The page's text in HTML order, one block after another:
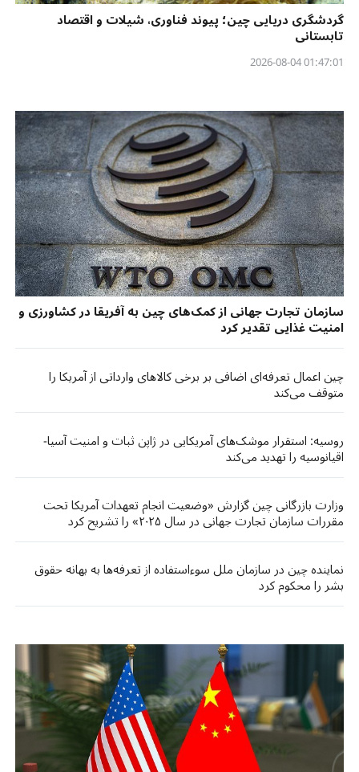
گردشگری دریایی چین؛ پیوند فناوری، شیلات و اقتصاد
تابستانی
01:47:01 2026-08-04
سازمان تجارت جهانی از کمک‌های چین به آفریقا در کشاورزی و
امنیت غذایی تقدیر کرد
چین اعمال تعرفه‌ای اضافی بر برخی کالاهای وارداتی از آمریکا را
متوقف می‌کند
روسیه: استقرار موشک‌های آمریکایی در ژاپن ثبات و امنیت آسیا-
اقیانوسیه را تهدید می‌کند
وزارت بازرگانی چین گزارش «وضعیت انجام تعهدات آمریکا تحت
مقررات سازمان تجارت جهانی در سال ۲۰۲۵» را تشریح کرد
نماینده چین در سازمان ملل سوءاستفاده از تعرفه‌ها به بهانه حقوق
بشر را محکوم کرد